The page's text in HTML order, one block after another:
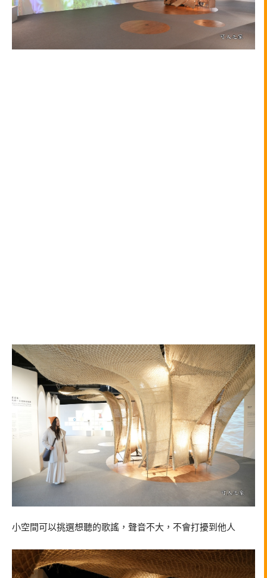
小空間可以挑選想聽的歌謠，聲音不大，不會打擾到他人